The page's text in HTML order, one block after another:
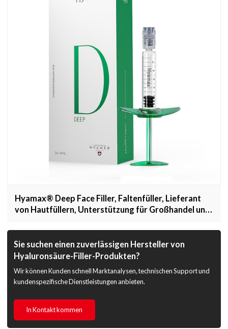
Hyamax® Deep Face Filler, Faltenfüller, Lieferant
von Hautfüllern, Unterstützung für Großhandel und
Sie suchen einen zuverlässigen Hersteller von
Hyaluronsäure-Filler-Produkten?
Wir können Kunden schnell Marktanalysen, technischen Support und
kundenspezifische Dienstleistungen anbieten.
In Kontakt kommen